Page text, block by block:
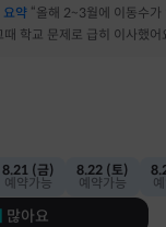
요약 “올해 2~3월에 이동수가
때 학교 문제로 급히 이사했어
8.21 (금)
예약가능
8.22 (토)
예약가능
많아요